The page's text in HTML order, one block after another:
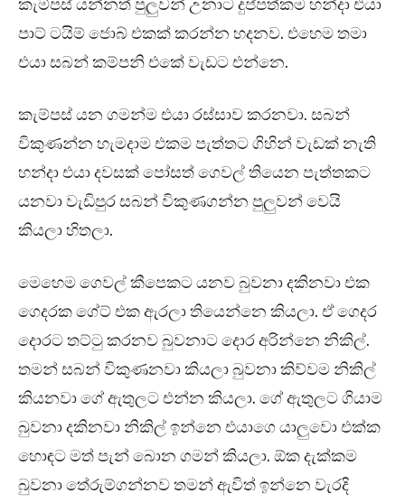
කැම්පස් යන්නත් පුලුවන් උනාට දුප්පත්කම හන්දා එයා
පාට් ටයිම් ජොබ් එකක් කරන්න හදනව. එහෙම තමා
එයා සබන් කම්පනි එකේ වැඩට එන්නෙ.
කැම්පස් යන ගමන්ම එයා රස්සාව කරනවා. සබන්
විකුණන්න හැමදාම එකම පැත්තට ගිහින් වැඩක් නැති
හන්දා එයා දවසක් පෝසත් ගෙවල් තියෙන පැත්තකට
යනවා වැඩිපුර සබන් විකුණගන්න පුලුවන් වෙයි
කියලා හිතලා.
මෙහෙම ගෙවල් කීපෙකට යනව බුවනා දකිනවා එක
ගෙදරක ගේට් එක ඇරලා තියෙන්නෙ කියලා. ඒ ගෙදර
දොරට තට්ටු කරනව බුවනාට දොර අරින්නෙ නිකිල්.
තමන් සබන් විකුණනවා කියලා බුවනා කිව්වම නිකිල්
කියනවා ගේ ඇතුලට එන්න කියලා. ගේ ඇතුලට ගියාම
බුවනා දකිනවා නිකිල් ඉන්නෙ එයාගෙ යාලුවො එක්ක
හොඳට මත් පැන් බොන ගමන් කියලා. ඕක දැක්කම
බුවනා තේරුම්ගන්නව තමන් ඇවිත් ඉන්නෙ වැරදි